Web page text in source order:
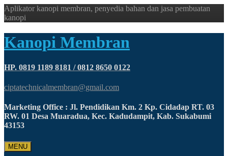
Aplikator kanopi membran, penyedia bahan dan jasa pembuatan
kanopi
Kanopi Membran
HP. 0819 1189 8181 / 0812 8650 0122
ciptatechnicalmembran@gmail.com
Marketing Office : Jl. Pendidikan Km. 2 Kp. Cidadap RT. 03
RW. 01 Desa Muaradua, Kec. Kadudampit, Kab. Sukabumi
43153
MENU